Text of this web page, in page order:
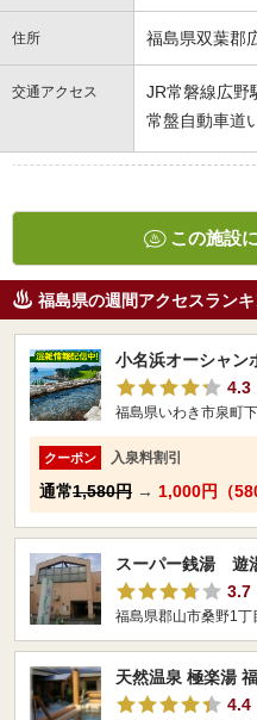
住所 福島県双葉郡
交通アクセス
JR常磐線広野
常盤自動車道
この施設
福島県の週間アクセスラン
小名浜オーシャン
4.3
福島県いわき市泉町
クーポン 入泉料割引
通常1,580円 → 1,000円（
スーパー銭湯 遊
3.7
福島県郡山市桑野1丁
天然温泉 極楽湯
4.4